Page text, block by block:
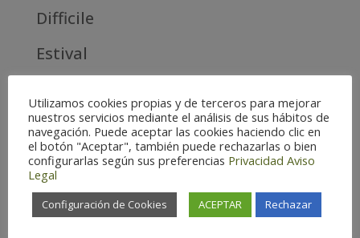
Difficile
Estival
Forestier
Haute
Haute montagne
Utilizamos cookies propias y de terceros para mejorar
nuestros servicios mediante el análisis de sus hábitos de
navegación. Puede aceptar las cookies haciendo clic en
el botón "Aceptar", también puede rechazarlas o bien
configurarlas según sus preferencias Privacidad Aviso
Legal
Configuración de Cookies ACEPTAR Rechazar